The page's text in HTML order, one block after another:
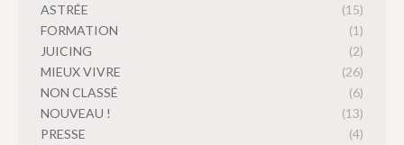
ASTRÉE
(15)
FORMATION
(1)
JUICING
(2)
MIEUX VIVRE
(26)
NON CLASSÉ
(6)
NOUVEAU !
(13)
PRESSE
(4)